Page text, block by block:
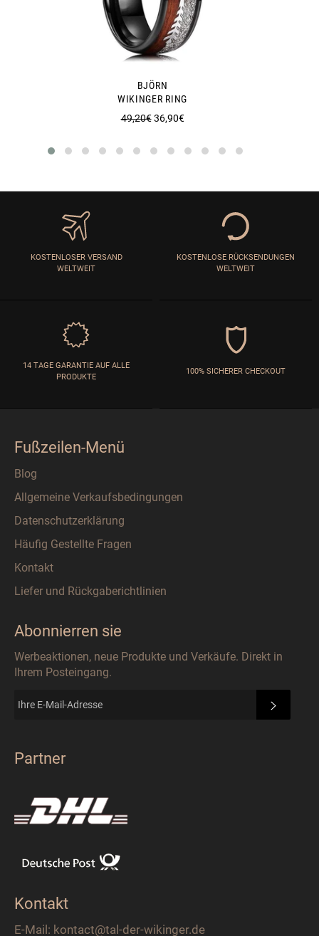
BJÖRN
WIKINGER RING
Normaler
49,20€Sonderpreis
36,90€
KOSTENLOSER VERSAND
WELTWEIT
KOSTENLOSE RÜCKSENDUNGEN
WELTWEIT
14 TAGE GARANTIE AUF ALLE
PRODUKTE
100% SICHERER CHECKOUT
Fußzeilen-Menü
Blog
Allgemeine Verkaufsbedingungen
Datenschutzerklärung
Häufig Gestellte Fragen
Kontakt
Liefer und Rückgaberichtlinien
Abonnierren sie
Werbeaktionen, neue Produkte und Verkäufe. Direkt in
Ihrem Posteingang.
Partner
Kontakt
E-Mail: kontact@tal-der-wikinger.de